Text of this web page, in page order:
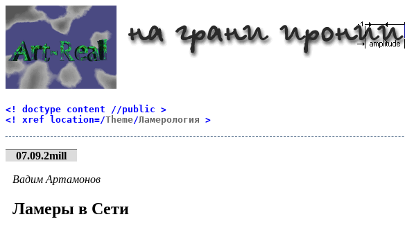
<! doctype content //public >
<! xref location=/Theme/Ламерология >
07.09.2mill
Вадим Артамонов
Ламеры в Сети